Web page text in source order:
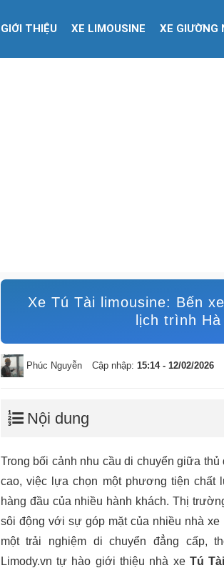
GIỚI THIỆU XE LIMOUSINE XE GIƯỜNG
Xe Tú Tài limousine: Bến
lịch trình
Phúc Nguyễn Cập nhập: 15:14 - 12/02/2026
Nội dung
Trong bối cảnh nhu cầu di chuyển giữa
cao, việc lựa chọn một phương tiện
hàng đầu của nhiều hành khách. Thị
sôi động với sự góp mặt của nhiều nhà
một trải nghiệm di chuyển đẳng cấp,
Limody.vn tự hào giới thiệu nhà xe Tú